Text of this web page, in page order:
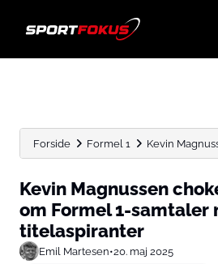
Forside Formel 1 Kevin
Kevin Magnussen
om Formel 1-samtaler
titelaspiranter
Emil Martesen•20. maj 2025